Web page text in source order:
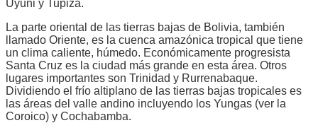
Uyuni y Tupiza.
La parte oriental de las tierras bajas de Bolivia, también
llamado Oriente, es la cuenca amazónica tropical que tiene
un clima caliente, húmedo. Económicamente progresista
Santa Cruz es la ciudad más grande en esta área. Otros
lugares importantes son Trinidad y Rurrenabaque.
Dividiendo el frío altiplano de las tierras bajas tropicales es
las áreas del valle andino incluyendo los Yungas (ver la
Coroico) y Cochabamba.